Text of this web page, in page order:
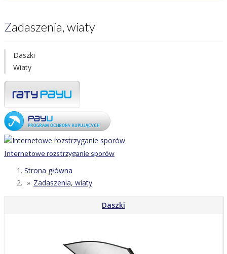
Zadaszenia, wiaty
Daszki
Wiaty
Internetowe rozstrzyganie sporów
Strona główna
Zadaszenia, wiaty
Daszki